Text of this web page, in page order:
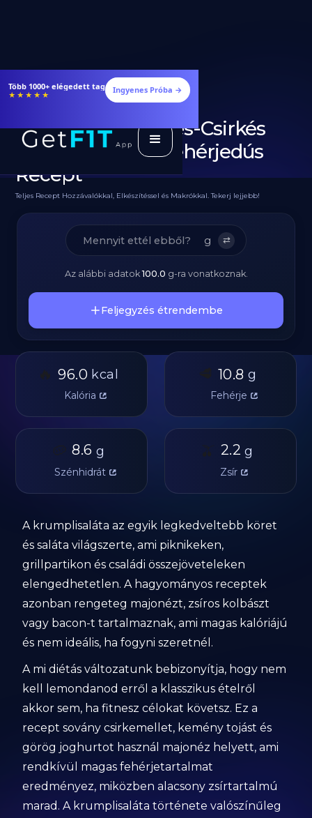
Étrendek, receptek és edzéstervek
★★★★★ Ingyenes Próba →
Diétás Zöldfűszeres-Csirkés
Krumplisaláta - Fehérjedús
Recept
Teljes Recept Hozzávalókkal, Elkészítéssel és Makrókkal. Tekerj lejjebb!
g ⇄
Az alábbi adatok100.0 g-ra vonatkoznak.
Feljegyzés étrendembe
🔥 96.0 kcal
Kalória
🥩 10.8 g
Fehérje
🥔 8.6 g
Szénhidrát
🫒 2.2 g
Zsír
A krumplisaláta az egyik legkedveltebb köret
és saláta világszerte, ami piknikeken,
grillpartikon és családi összejöveteleken
elengedhetetlen. A hagyományos receptek
azonban rengeteg majonézt, zsíros kolbászt
vagy bacon-t tartalmaznak, ami magas kalóriájú
és nem ideális, ha fogyni szeretnél.
A mi diétás változatunk bebizonyítja, hogy nem
kell lemondanod erről a klasszikus ételről
akkor sem, ha fitnesz célokat követsz. Ez a
recept sovány csirkemellet, kemény tojást és
görög joghurtot használ majonéz helyett, ami
rendkívül magas fehérjetartalmat
eredményez, miközben alacsony zsírtartalmú
marad. A krumplisaláta története valószínűleg